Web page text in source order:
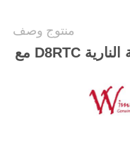
منتوج وصف
DR8EA سدادة شرارة الدراجة النارية D8RTC مع